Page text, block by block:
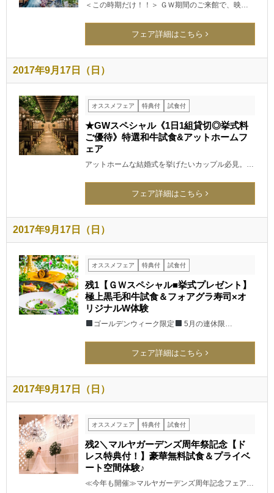
＜この時期だけ！！＞ ＧＷ期間のご来館で、映…
フェア詳細はこちら
2017年9月17日（日）
オススメフェア 特典付 試食付
★GWスペシャル《1日1組貸切◎挙式料
ご優待》特選和牛試食&アットホームフ
ェア
アットホームな結婚式を挙げたいカップル必見。…
フェア詳細はこちら
2017年9月17日（日）
オススメフェア 特典付 試食付
残1【ＧＷスペシャル■挙式プレゼント】
極上黒毛和牛試食＆フォアグラ寿司×オ
リジナルW体験
ゴールデンウィーク限定 5月の連休限…
フェア詳細はこちら
2017年9月17日（日）
オススメフェア 特典付 試食付
残2＼マルヤガーデンズ周年祭記念【ド
レス特典付！】豪華無料試食＆プライベ
ート空間体験♪
≪今年も開催≫マルヤガーデンズ周年記念フェア…